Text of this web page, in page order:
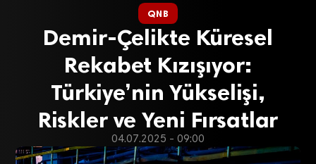
QNB
Demir-Çelikte Küresel
Rekabet Kızışıyor:
Türkiye’nin Yükselişi,
Riskler ve Yeni Fırsatlar
04.07.2025 - 09:00